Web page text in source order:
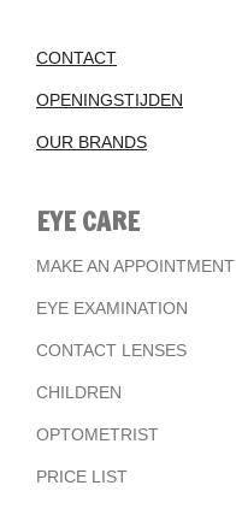
CONTACT
OPENINGSTIJDEN
OUR BRANDS
EYE CARE
MAKE AN APPOINTMENT
EYE EXAMINATION
CONTACT LENSES
CHILDREN
OPTOMETRIST
PRICE LIST